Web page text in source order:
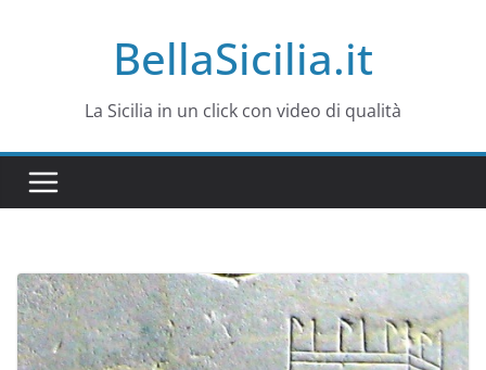
BellaSicilia.it
La Sicilia in un click con video di qualità